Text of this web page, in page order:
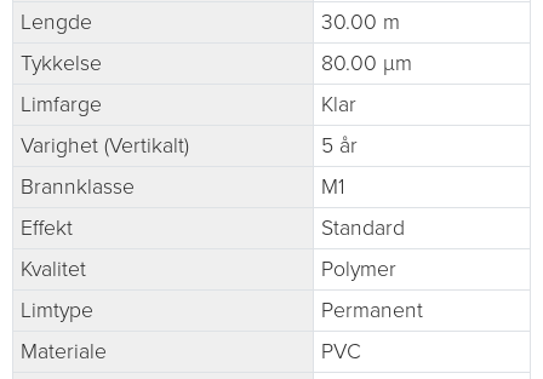
Lengde
30.00 m
Tykkelse
80.00 µm
Limfarge
Klar
Varighet (Vertikalt)
5 år
Brannklasse
M1
Effekt
Standard
Kvalitet
Polymer
Limtype
Permanent
Materiale
PVC